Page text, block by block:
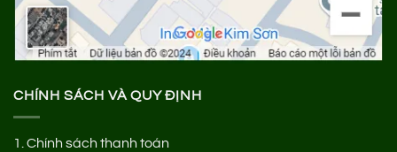
CHÍNH SÁCH VÀ QUY ĐỊNH
1. Chính sách thanh toán